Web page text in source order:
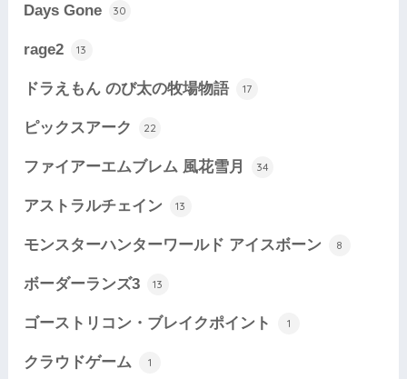
Days Gone 30
rage2 13
ドラえもん のび太の牧場物語 17
ピックスアーク 22
ファイアーエムブレム 風花雪月 34
アストラルチェイン 13
モンスターハンターワールド アイスボーン 8
ボーダーランズ3 13
ゴーストリコン・ブレイクポイント 1
クラウドゲーム 1